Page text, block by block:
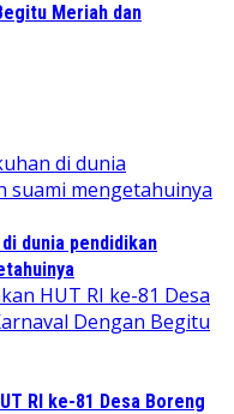
Meriah dan
dunia pendidikan
RI ke-81 Desa Boreng